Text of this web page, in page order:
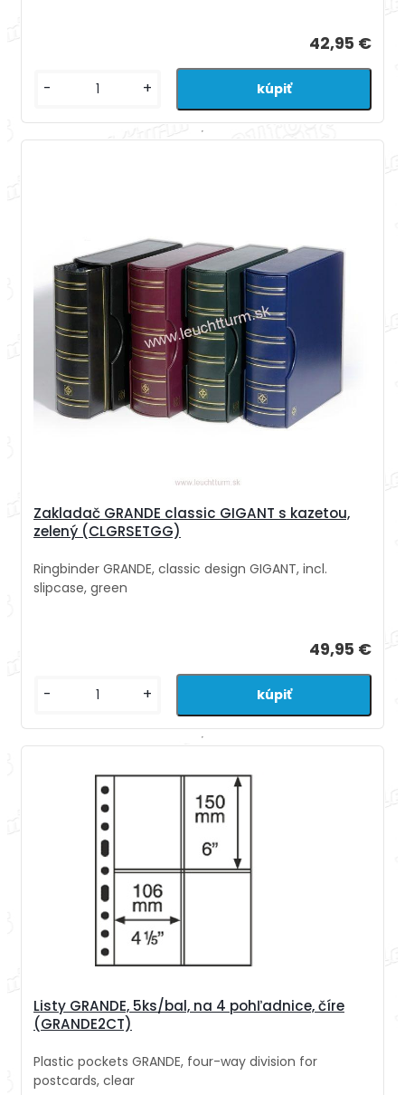
42,95 €
- +
Zakladač GRANDE classic GIGANT s kazetou,
zelený (CLGRSETGG)
Ringbinder GRANDE, classic design GIGANT, incl.
slipcase, green
49,95 €
- +
Listy GRANDE, 5ks/bal, na 4 pohľadnice, číre
(GRANDE2CT)
Plastic pockets GRANDE, four-way division for
postcards, clear